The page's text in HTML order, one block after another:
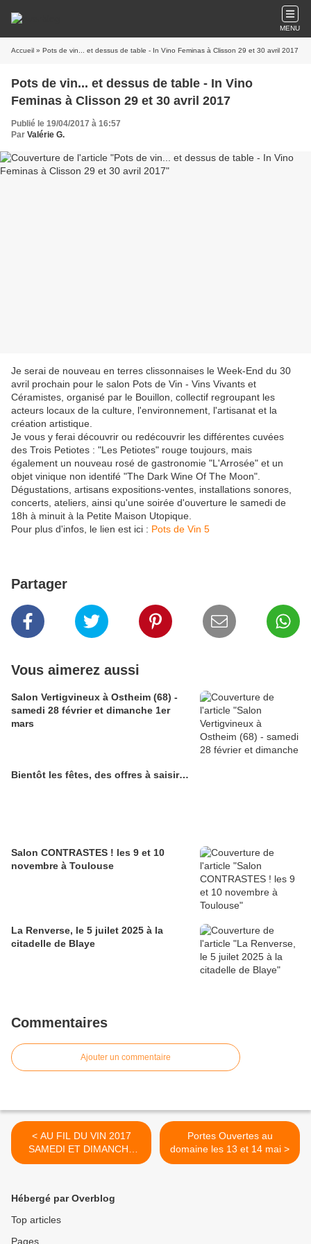
MENU
Accueil » Pots de vin... et dessus de table - In Vino Feminas à Clisson 29 et 30 avril 2017
Pots de vin... et dessus de table - In Vino
Feminas à Clisson 29 et 30 avril 2017
Publié le 19/04/2017 à 16:57
Par Valérie G.
Je serai de nouveau en terres clissonnaises le Week-End du 30
avril prochain pour le salon Pots de Vin - Vins Vivants et
Céramistes, organisé par le Bouillon, collectif regroupant les
acteurs locaux de la culture, l'environnement, l'artisanat et la
création artistique.
Je vous y ferai découvrir ou redécouvrir les différentes cuvées
des Trois Petiotes : "Les Petiotes" rouge toujours, mais
également un nouveau rosé de gastronomie "L'Arrosée" et un
objet vinique non identifé "The Dark Wine Of The Moon".
Dégustations, artisans expositions-ventes, installations sonores,
concerts, ateliers, ainsi qu'une soirée d'ouverture le samedi de
18h à minuit à la Petite Maison Utopique.
Pour plus d'infos, le lien est ici : Pots de Vin 5
Partager
Vous aimerez aussi
Salon Vertigvineux à Ostheim (68) -
samedi 28 février et dimanche 1er
mars
Bientôt les fêtes, des offres à saisir…
Salon CONTRASTES ! les 9 et 10
novembre à Toulouse
La Renverse, le 5 juilet 2025 à la
citadelle de Blaye
Commentaires
Ajouter un commentaire
< AU FIL DU VIN 2017
SAMEDI ET DIMANCHE
1ER ET 2 AVRIL A BRIVE
Portes Ouvertes au
domaine les 13 et 14 mai >
Hébergé par Overblog
Top articles
Pages